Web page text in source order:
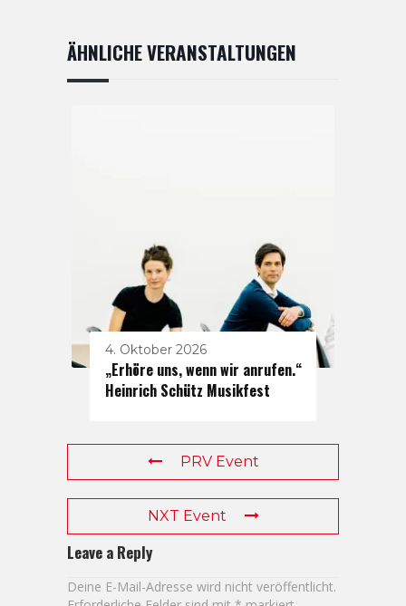
ÄHNLICHE VERANSTALTUNGEN
4. Oktober 2026
„Erhöre uns, wenn wir anrufen.“
Heinrich Schütz Musikfest
PRV Event
NXT Event
Leave a Reply
Deine E-Mail-Adresse wird nicht veröffentlicht.